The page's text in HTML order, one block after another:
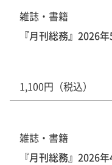
雑誌・書籍
『月刊総務』2026
1,100円（税込）
雑誌・書籍
『月刊総務』2026